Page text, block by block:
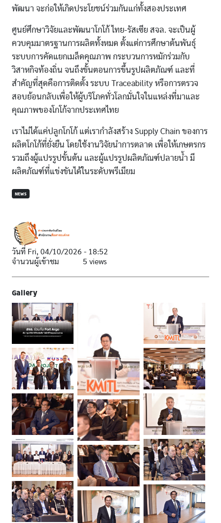
พัฒนา จะก่อให้เกิดประโยชน์ร่วมกันแก่ทั้งสองประเทศ
ศูนย์ศึกษาวิจัยและพัฒนาโกโก้ ไทย-รัสเซีย สจล. จะเป็นผู้
ควบคุมมาตรฐานการผลิตทั้งหมด ตั้งแต่การศึกษาต้นพันธุ์
ระบบการคัดแยกเมล็ดคุณภาพ กระบวนการหมักร่วมกับ
วิสาหกิจท้องถิ่น จนถึงขั้นตอนการขึ้นรูปผลิตภัณฑ์ และที่
สำคัญที่สุดคือการติดตั้ง ระบบ Traceability หรือการตรวจ
สอบย้อนกลับเพื่อให้ผู้บริโภคทั่วโลกมั่นใจในแหล่งที่มาและ
คุณภาพของโกโก้จากประเทศไทย
เราไม่ได้แค่ปลูกโกโก้ แต่เรากำลังสร้าง Supply Chain ของการ
ผลิตโกโก้ที่ยั่งยืน โดยใช้งานวิจัยนำการตลาด เพื่อให้เกษตรกร
รวมถึงผู้แปรรูปขั้นต้น และผู้แปรรูปผลิตภัณฑ์ปลายน้ำ มี
ผลิตภัณฑ์ที่แข่งขันได้ในระดับพรีเมียม
NEWS
วันที่ Fri, 04/10/2026 - 18:52
จำนวนผู้เข้าชม
5 views
Gallery